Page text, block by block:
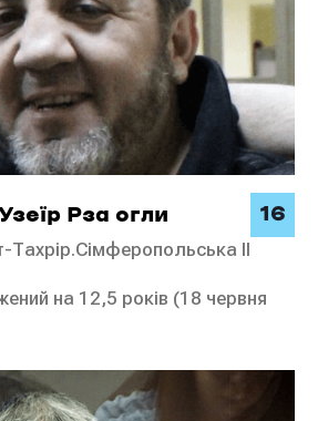
Рза огли 16
Тахрір.Сімферопольська ІI
на 12,5 років (18 червня